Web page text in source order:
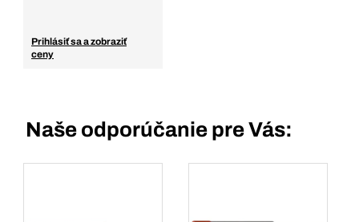
Prihlásiť sa a zobraziť
ceny
Naše odporúčanie pre Vás: